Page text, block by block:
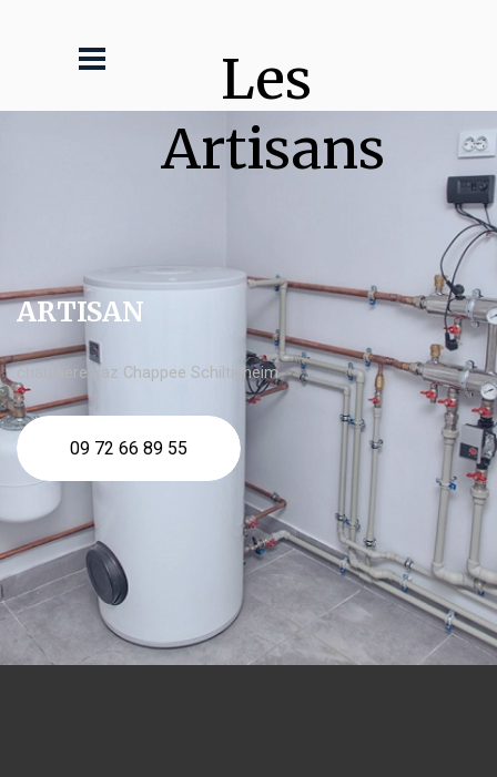
Les
Artisans
ARTISAN
chaudière gaz Chappee Schiltigheim
09 72 66 89 55